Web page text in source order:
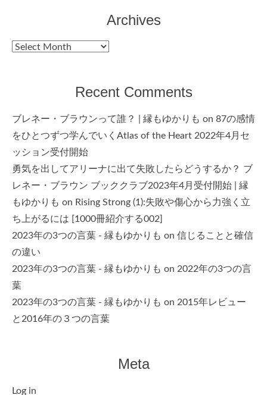
Archives
Archives
Recent Comments
ブレネー・ブラウンって誰？ | 縁もゆかりも on 87の感情
をひとつずつ学んでいくAtlas of the Heart 2022年4月セ
ッション受付開始
勇気を出してアリーナに出て失敗したらどうするか？ ブ
レネー・ブラウン ブッククラブ2023年4月受付開始 | 縁
もゆかりも on Rising Strong (1):失敗や傷心から力強く立
ち上がるには [1000冊紹介する002]
2023年の3つの言葉 - 縁もゆかりも on 信じることと確信
の違い
2023年の3つの言葉 - 縁もゆかりも on 2022年の3つの言
葉
2023年の3つの言葉 - 縁もゆかりも on 2015年レビュー
と2016年の３つの言葉
Meta
Log in